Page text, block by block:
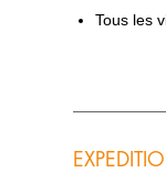
Tous les